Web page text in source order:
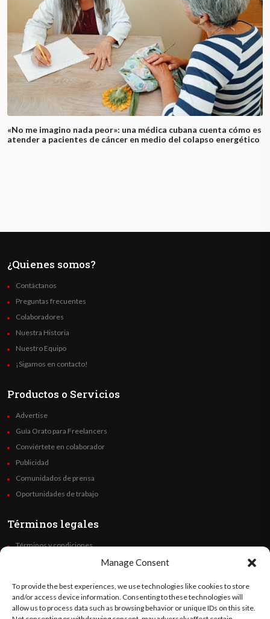
Manage Consent
To provide the best experiences, we use technologies like cookies to store
and/or access device information. Consenting to these technologies will
allow us to process data such as browsing behavior or unique IDs on this site.
«No me imagino nada peor»: una médica cubana cuenta cómo es
atender a pacientes de cáncer en medio del colapso energético
¿Quienes somos?
Contáctanos
Preguntas frecuentes
Colaboradores
Nuestra Historia
Nuestro Equipo
¡Sigamos en contacto!
Productos o Servicios
Advertise
Guía Orato para Freelancers
Conviértete en colaborador
Publicidad
Comunidados de prensa
Oportunidades de trabajo
Términos legales
Términos y condiciones
Code of Ethics